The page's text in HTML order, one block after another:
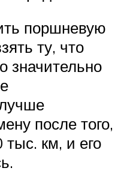
поршневую
ту, что
значительно
после того,
км, и его